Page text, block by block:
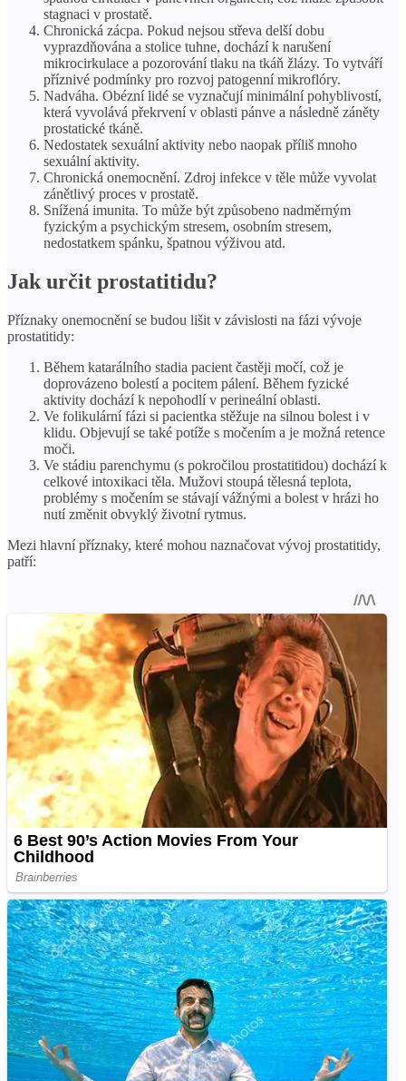
stagnaci v prostatě.
Chronická zácpa. Pokud nejsou střeva delší dobu
vyprazdňována a stolice tuhne, dochází k narušení
mikrocirkulace a pozorování tlaku na tkáň žlázy. To vytváří
příznivé podmínky pro rozvoj patogenní mikroflóry.
Nadváha. Obézní lidé se vyznačují minimální pohyblivostí,
která vyvolává překrvení v oblasti pánve a následně záněty
prostatické tkáně.
Nedostatek sexuální aktivity nebo naopak příliš mnoho
sexuální aktivity.
Chronická onemocnění. Zdroj infekce v těle může vyvolat
zánětlivý proces v prostatě.
Snížená imunita. To může být způsobeno nadměrným
fyzickým a psychickým stresem, osobním stresem,
nedostatkem spánku, špatnou výživou atd.
Jak určit prostatitidu?
Příznaky onemocnění se budou lišit v závislosti na fázi vývoje
prostatitidy:
Během katarálního stadia pacient častěji močí, což je
doprovázeno bolestí a pocitem pálení. Během fyzické
aktivity dochází k nepohodlí v perineální oblasti.
Ve folikulární fázi si pacientka stěžuje na silnou bolest i v
klidu. Objevují se také potíže s močením a je možná retence
moči.
Ve stádiu parenchymu (s pokročilou prostatitidou) dochází k
celkové intoxikaci těla. Mužovi stoupá tělesná teplota,
problémy s močením se stávají vážnými a bolest v hrázi ho
nutí změnit obvyklý životní rytmus.
Mezi hlavní příznaky, které mohou naznačovat vývoj prostatitidy,
patří: